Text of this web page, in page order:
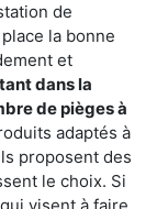
de
la bonne
et
dans la
de pièges à
adaptés à
proposent des
le choix. Si